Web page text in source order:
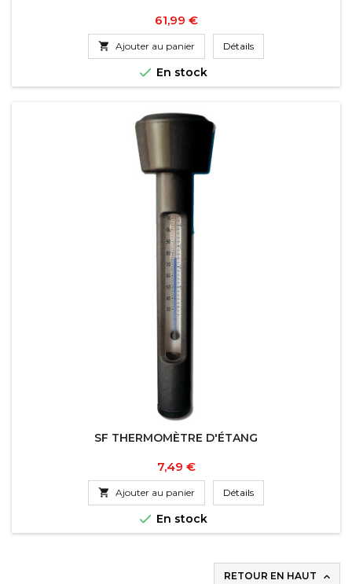
Prix
61,99 €
 Ajouter au panier Détails
 En stock
SF THERMOMÈTRE D'ÉTANG
Prix
7,49 €
 Ajouter au panier Détails
 En stock
RETOUR EN HAUT 